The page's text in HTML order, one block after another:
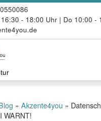
springen
16:30 - 18:00 Uhr | Do 10:00 -
» Akzente4you »
WARNT!